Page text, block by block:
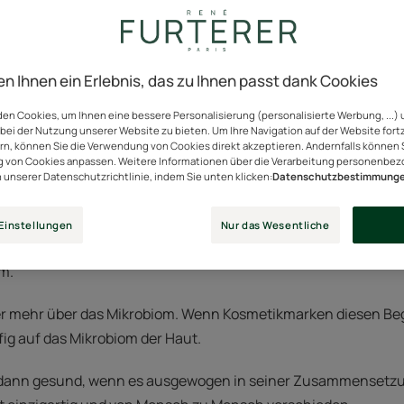
Mikrobiom?
dem Griechischen, mikro bedeutet «klein» und bios heisst
für jeden Einzelnen spezifisch ist. Sie setzt sich aus
die als Mikrobiota bezeichnet werden.
wir ein Hautmikrobiom, ein Darmmikrobiom (auch
mehr über das Mikrobiom. Wenn Kosmetikmarken diesen
auf das Mikrobiom der Haut.
gesund, wenn es ausgewogen in seiner
Ihnen ein Erlebnis, das zu Ihnen passt dank Cookies
Cookies, um Ihnen eine bessere Personalisierung (personalisierte Werbung,
der Nutzung unserer Website zu bieten. Um Ihre Navigation auf der Website
können Sie die Verwendung von Cookies direkt akzeptieren. Andernfalls können
von Cookies anpassen. Weitere Informationen über die Verarbeitung
unserer Datenschutzrichtlinie, indem Sie unten klicken:
Nur das Wesentliche